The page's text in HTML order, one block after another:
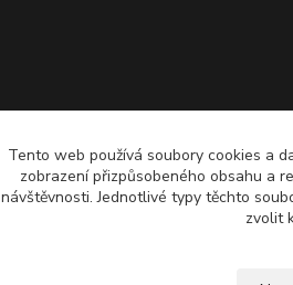
Tento web používá soubory cookies a
zobrazení přizpůsobeného obsahu a
návštěvnosti. Jednotlivé typy těchto
zvolit